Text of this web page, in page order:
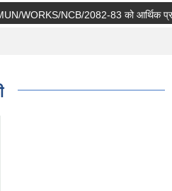
WORKS/NCB/2082-83 को आर्थिक प्रस्ताव